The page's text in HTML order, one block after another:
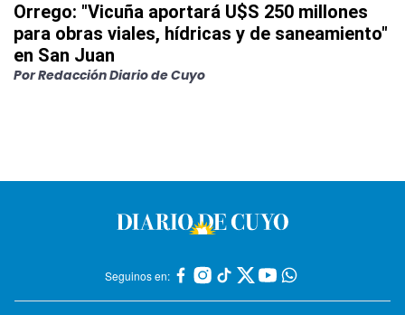
Orrego: "Vicuña aportará U$S 250 millones
para obras viales, hídricas y de saneamiento"
en San Juan
PorRedacción Diario de Cuyo
Seguinos en: